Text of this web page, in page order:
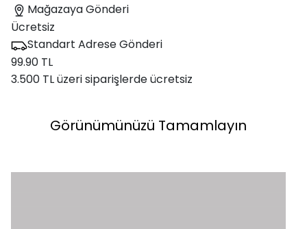
Mağazaya Gönderi
Ücretsiz
Standart Adrese Gönderi
99.90 TL
3.500 TL üzeri siparişlerde ücretsiz
Görünümünüzü Tamamlayın